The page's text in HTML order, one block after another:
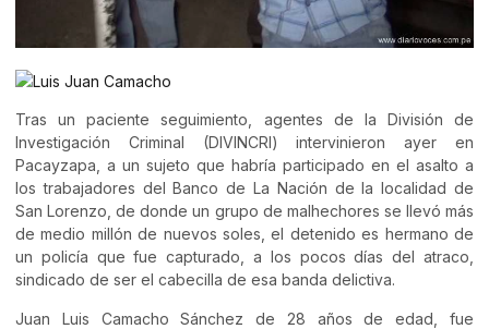
Tras un paciente seguimiento, agentes de la División de
Investigación Criminal (DIVINCRI) intervinieron ayer en
Pacayzapa, a un sujeto que habría participado en el asalto a
los trabajadores del Banco de La Nación de la localidad de
San Lorenzo, de donde un grupo de malhechores se llevó más
de medio millón de nuevos soles, el detenido es hermano de
un policía que fue capturado, a los pocos días del atraco,
sindicado de ser el cabecilla de esa banda delictiva.
Juan Luis Camacho Sánchez de 28 años de edad, fue